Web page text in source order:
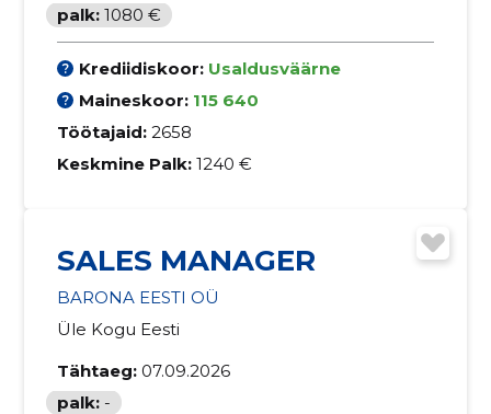
palk: 1080 €
Krediidiskoor: Usaldusväärne
Maineskoor: 115 640
Töötajaid: 2658
Keskmine Palk: 1240 €
SALES MANAGER
BARONA EESTI OÜ
Üle Kogu Eesti
Tähtaeg: 07.09.2026
palk: -